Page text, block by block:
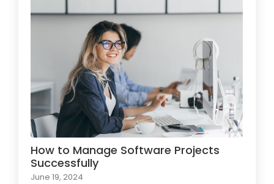
How to Manage Software Projects
Successfully
June 19, 2024